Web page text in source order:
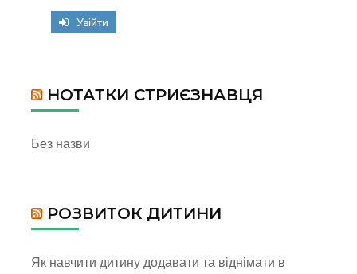
Увійти
НОТАТКИ СТРИЄЗНАВЦЯ
Без назви
РОЗВИТОК ДИТИНИ
Як навчити дитину додавати та віднімати в